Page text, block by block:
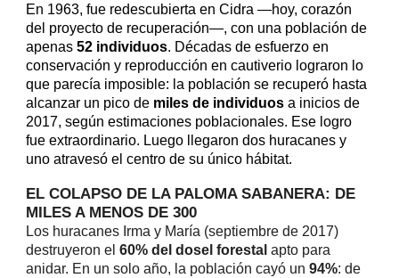
En 1963, fue redescubierta en Cidra —hoy, corazón
del proyecto de recuperación—, con una población de
apenas52 individuos. Décadas de esfuerzo en
conservación y reproducción en cautiverio lograron lo
que parecía imposible: la población se recuperó hasta
alcanzar un pico de miles de individuos a inicios de
2017, según estimaciones poblacionales. Ese logro
fue extraordinario. Luego llegaron dos huracanes y
uno atravesó el centro de su único hábitat.
EL COLAPSO DE LA PALOMA SABANERA: DE
MILES A MENOS DE 300
Los huracanes Irma y María (septiembre de 2017)
destruyeron el60% del dosel forestal apto para
anidar. En un solo año, la población cayó un94%: de